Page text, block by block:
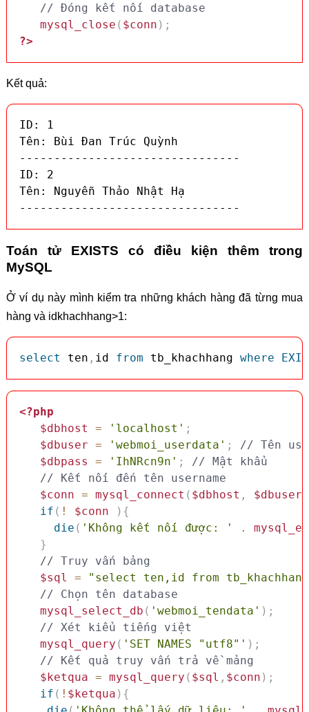
// Đóng kết nối database
mysql_close ( $conn ) ;
?>
Kết quả:
ID: 1
Tên: Bùi Đan Trúc Quỳnh
--------------------------------
ID: 2
Tên: Nguyễn Thảo Nhật Hạ
--------------------------------
Toán tử EXISTS có điều kiện thêm trong
MySQL
Ở ví dụ này mình kiểm tra những khách hàng đã từng mua
hàng và idkhachhang>1:
select ten , id from tb_khachhang where
<?php
$dbhost
= 'localhost' ;
$dbuser = 'webmoi_userdata' ;
// Tên
$dbpass
= 'IhNRcn9n' ;
// Mật khẩu
// Kết nối đến tên username
$conn = mysql_connect ( $dbhost , $dbuser
if ( ! $conn ) {
die ( 'Không kết nối được: ' .
}
// Truy vấn bảng
$sql
=
"select ten,id from tb_khachhang
// Chọn tên database
mysql_select_db ( 'webmoi_tendata' ) ;
// Xét kiểu tiếng việt
mysql_query ( 'SET NAMES "utf8"' ) ;
// Kết quả truy vấn trả về mảng
$ketqua = mysql_query ( $sql , $conn ) ;
if ( ! $ketqua ) {